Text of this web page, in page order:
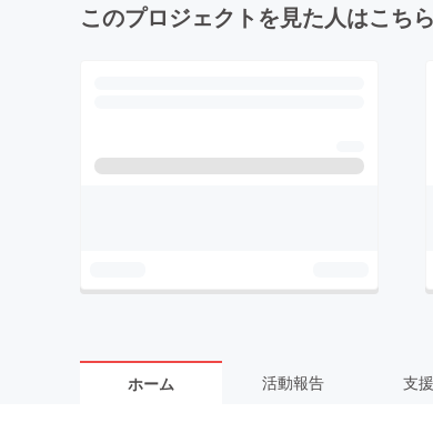
このプロジェクトを見た人はこち
ホーム 活動報告 支